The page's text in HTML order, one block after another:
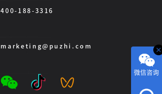
400-188-3316
marketing@puzhi.com
微信咨询